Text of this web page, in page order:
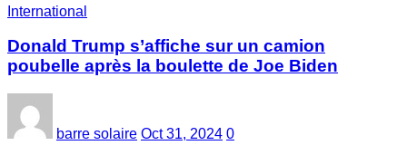
International
Donald Trump s’affiche sur un camion
poubelle après la boulette de Joe Biden
barre solaire Oct 31, 2024 0